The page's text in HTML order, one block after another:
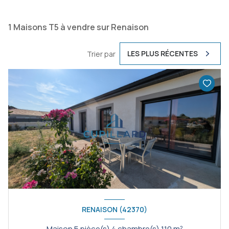
1 Maisons T5 à vendre sur Renaison
Trier par LES PLUS RÉCENTES
RENAISON (42370)